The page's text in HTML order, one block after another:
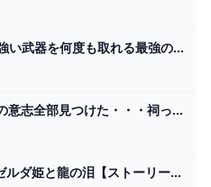
【ティアキン】攻略 序盤から強い武器を何度も取れる最強の無限ループ裏技【ゼルダの伝説 ティアーズ オブ ザ キングダム】 - YouTube
よっしゃあ賢者の意志全部見つけた・・・祠って空だけでいくつあるの？？ - ゼルダの伝説まとめ速報｜ティアキン｜ブレワイ
【ティアキン】ゼルダ姫と龍の泪【ストーリーネタバレ考察】